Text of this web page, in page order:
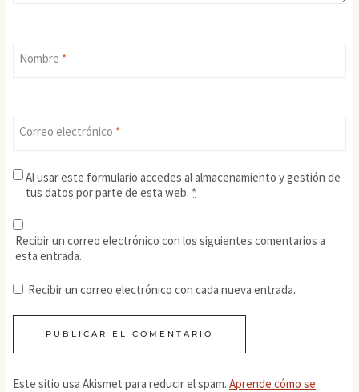
Nombre *
Correo electrónico *
Al usar este formulario accedes al almacenamiento y gestión de
tus datos por parte de esta web. *
Recibir un correo electrónico con los siguientes comentarios a
esta entrada.
Recibir un correo electrónico con cada nueva entrada.
Este sitio usa Akismet para reducir el spam. Aprende cómo se